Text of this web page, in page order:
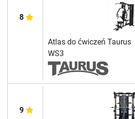
8
Atlas do ćwiczeń Taurus
WS3
9